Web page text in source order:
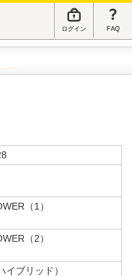
ログイン FAQ
（1）
（2）
ブリッド）